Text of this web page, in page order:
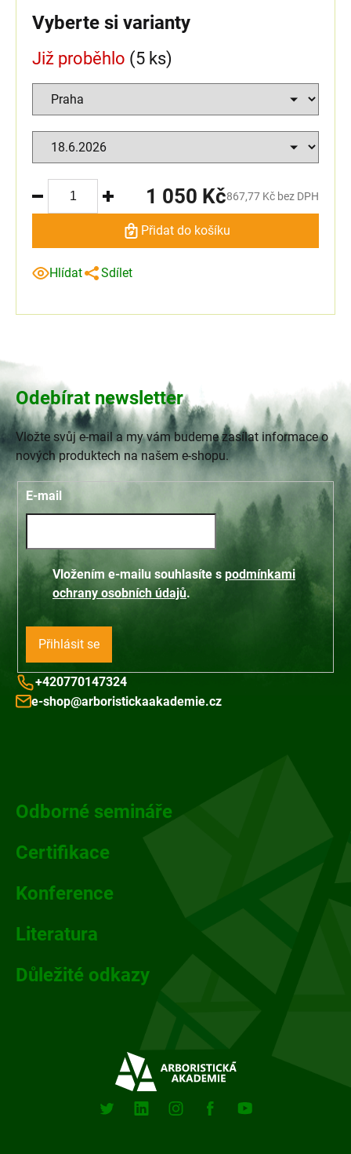
Vyberte si varianty
Již proběhlo (5 ks)
1 050 Kč867,77 Kč bez DPH
Přidat do košíku
Hlídat Sdílet
Odebírat newsletter
Vložte svůj e-mail a my vám budeme zasílat informace o
nových produktech na našem e-shopu.
E-mail
Vložením e-mailu souhlasíte s podmínkami
ochrany osobních údajů.
Přihlásit se
+420770147324
e-shop@arboristickaakademie.cz
Odborné semináře
Certifikace
Konference
Literatura
Důležité odkazy
Sociální
sitě
X
LinkedinInstagramFacebookYoutube